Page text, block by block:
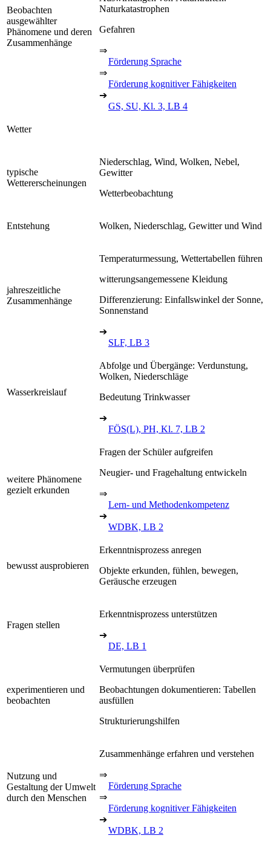
Beobachten
ausgewählter
Phänomene und deren
Zusammenhänge
Naturkatastrophen
Gefahren
⇒
Förderung Sprache
⇒
Förderung kognitiver Fähigkeiten
➔
GS, SU, Kl. 3, LB 4
Wetter
typische
Wettererscheinungen
Niederschlag, Wind, Wolken, Nebel,
Gewitter
Wetterbeobachtung
Entstehung Wolken, Niederschlag, Gewitter und Wind
jahreszeitliche
Zusammenhänge
Temperaturmessung, Wettertabellen führen
witterungsangemessene Kleidung
Differenzierung: Einfallswinkel der Sonne,
Sonnenstand
➔
SLF, LB 3
Wasserkreislauf
Abfolge und Übergänge: Verdunstung,
Wolken, Niederschläge
Bedeutung Trinkwasser
➔
FÖS(L), PH, Kl. 7, LB 2
weitere Phänomene
gezielt erkunden
Fragen der Schüler aufgreifen
Neugier- und Fragehaltung entwickeln
⇒
Lern- und Methodenkompetenz
➔
WDBK, LB 2
bewusst ausprobieren
Erkenntnisprozess anregen
Objekte erkunden, fühlen, bewegen,
Geräusche erzeugen
Fragen stellen
Erkenntnisprozess unterstützen
➔
DE, LB 1
experimentieren und
beobachten
Vermutungen überprüfen
Beobachtungen dokumentieren: Tabellen
ausfüllen
Strukturierungshilfen
Nutzung und
Gestaltung der Umwelt
durch den Menschen
Zusammenhänge erfahren und verstehen
⇒
Förderung Sprache
⇒
Förderung kognitiver Fähigkeiten
➔
WDBK, LB 2